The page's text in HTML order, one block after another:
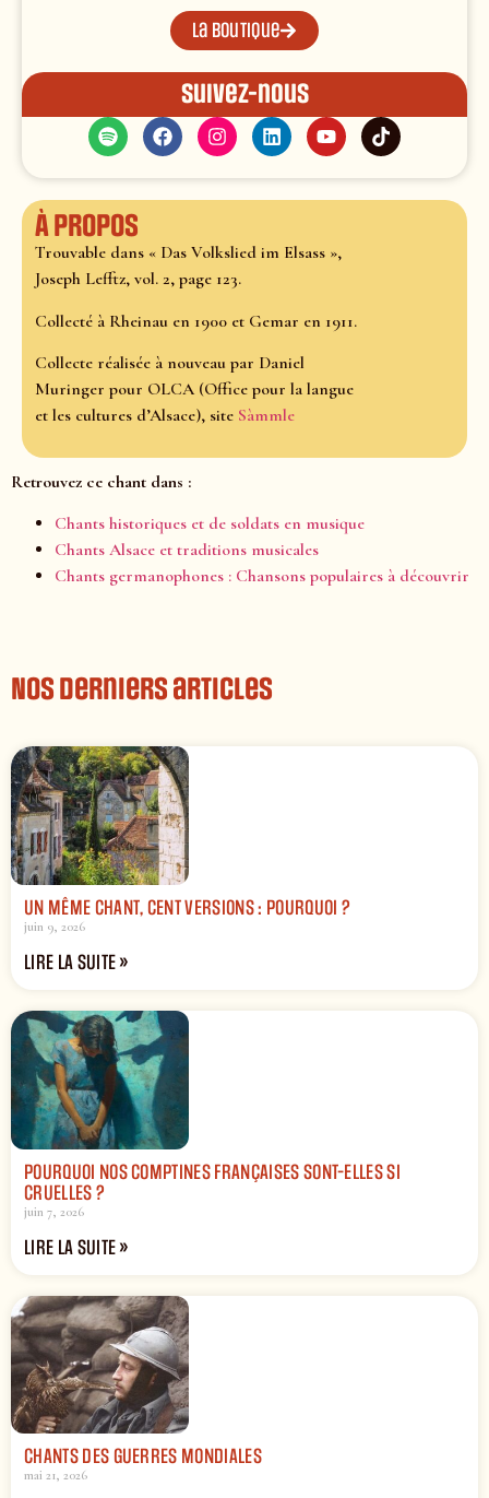
La boutique
Suivez-nous
À propos
Trouvable dans « Das Volkslied im Elsass »,
Joseph Lefftz, vol. 2, page 123.
Collecté à Rheinau en 1900 et Gemar en 1911.
Collecte réalisée à nouveau par Daniel
Muringer pour OLCA (Office pour la langue
et les cultures d’Alsace), site Sàmmle
Retrouvez ce chant dans :
Chants historiques et de soldats en musique
Chants Alsace et traditions musicales
Chants germanophones : Chansons populaires à découvrir
Nos derniers articles
UN MÊME CHANT, CENT VERSIONS : POURQUOI ?
juin 9, 2026
LIRE LA SUITE »
POURQUOI NOS COMPTINES FRANÇAISES SONT-ELLES SI
CRUELLES ?
juin 7, 2026
LIRE LA SUITE »
CHANTS DES GUERRES MONDIALES
mai 21, 2026